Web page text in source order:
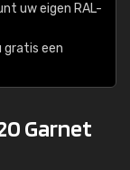
uw eigen RAL-
gratis een
Garnet